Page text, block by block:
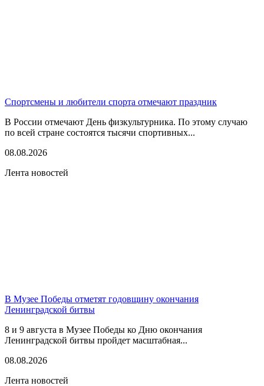
Спортсмены и любители спорта отмечают праздник
В России отмечают День физкультурника. По этому случаю
по всей стране состоятся тысячи спортивных...
08.08.2026
Лента новостей
В Музее Победы отметят годовщину окончания
Ленинградской битвы
8 и 9 августа в Музее Победы ко Дню окончания
Ленинградской битвы пройдет масштабная...
08.08.2026
Лента новостей